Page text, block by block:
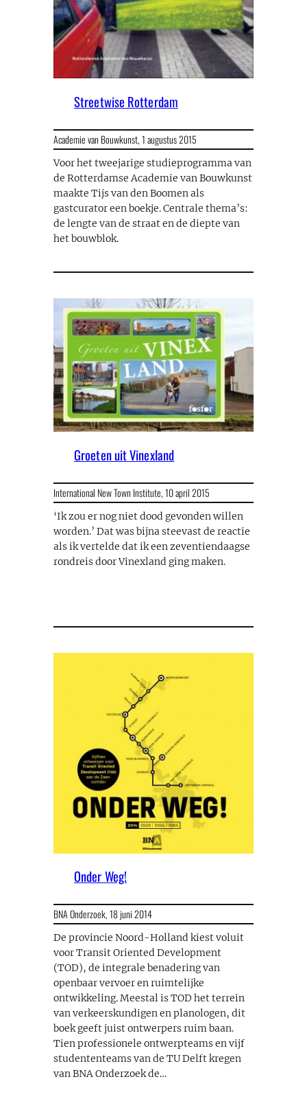
Streetwise Rotterdam
Academie van Bouwkunst,1 augustus 2015
Voor het tweejarige studieprogramma van
de Rotterdamse Academie van Bouwkunst
maakte Tijs van den Boomen als
gastcurator een boekje. Centrale thema’s:
de lengte van de straat en de diepte van
het bouwblok.
Groeten uit Vinexland
International New Town Institute,10 april 2015
‘Ik zou er nog niet dood gevonden willen
worden.’ Dat was bijna steevast de reactie
als ik vertelde dat ik een zeventiendaagse
rondreis door Vinexland ging maken.
Onder Weg!
BNA Onderzoek,18 juni 2014
De provincie Noord-Holland kiest voluit
voor Transit Oriented Development
(TOD), de integrale benadering van
openbaar vervoer en ruimtelijke
ontwikkeling. Meestal is TOD het terrein
van verkeerskundigen en planologen, dit
boek geeft juist ontwerpers ruim baan.
Tien professionele ontwerpteams en vijf
studententeams van de TU Delft kregen
van BNA Onderzoek de…